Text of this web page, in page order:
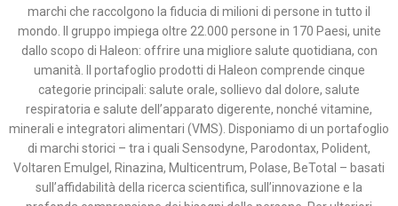
marchi che raccolgono la fiducia di milioni di persone in tutto il
mondo. Il gruppo impiega oltre 22.000 persone in 170 Paesi, unite
dallo scopo di Haleon: offrire una migliore salute quotidiana, con
umanità. Il portafoglio prodotti di Haleon comprende cinque
categorie principali: salute orale, sollievo dal dolore, salute
respiratoria e salute dell’apparato digerente, nonché vitamine,
minerali e integratori alimentari (VMS). Disponiamo di un portafoglio
di marchi storici – tra i quali Sensodyne, Parodontax, Polident,
Voltaren Emulgel, Rinazina, Multicentrum, Polase, BeTotal – basati
sull’affidabilità della ricerca scientifica, sull’innovazione e la